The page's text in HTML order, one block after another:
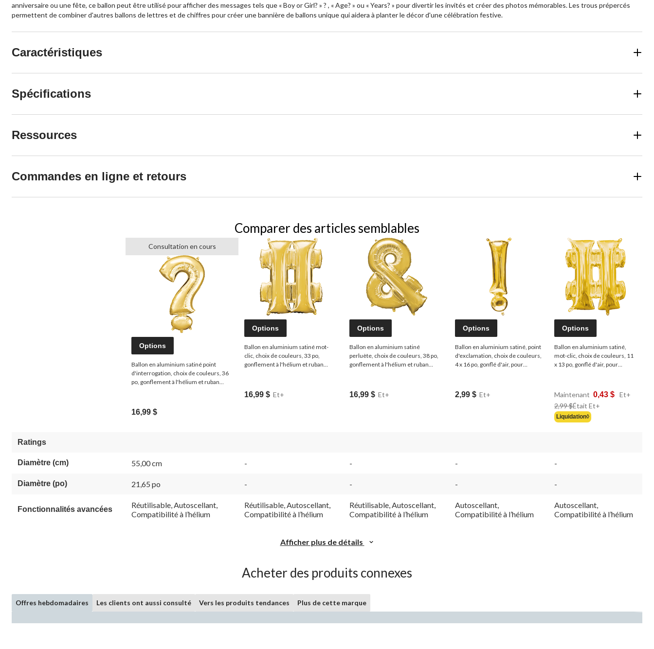
anniversaire ou une fête, ce ballon peut être utilisé pour afficher des messages tels que « Boy or Girl? » ? , « Age? » ou « Years? » pour divertir les invités et créer des photos mémorables. Les trous prépercés
permettent de combiner d'autres ballons de lettres et de chiffres pour créer une bannière de ballons unique qui aidera à planter le décor d'une célébration festive.
Caractéristiques
Spécifications
Ressources
Commandes en ligne et retours
Comparer des articles semblables
Consultation en cours
Options
Ballon en aluminium satiné point
d'interrogation, choix de couleurs, 36
po, gonflement à l'hélium et ruban
finissants
16,99 $
Options
Ballon en aluminium satiné mot-
clic, choix de couleurs, 33 po,
gonflement à l'hélium et ruban
prénatale/mariage/bal des
finissants
16,99 $ Et+
Options
Ballon en aluminium satiné
perluète, choix de couleurs, 38 po,
gonflement à l'hélium et ruban
prénatale/mariage/bal des finissants
16,99 $ Et+
Options
Ballon en aluminium satiné, point
d'exclamation, choix de couleurs,
4 x 16 po, gonflé d'air, pour
de finissants
2,99 $ Et+
Options
Ballon en aluminium satiné,
mot-clic, choix de couleurs, 11
x 13 po, gonflé d'air, pour
prénatale/mariage de finissants
Maintenant 0,43 $ Et+
2,99 $Était Et+
Liquidation◊
Ratings
Diamètre (cm) 55,00 cm - - - -
Diamètre (po) 21,65 po - - - -
Fonctionnalités avancées
Réutilisable, Autoscellant,
Compatibilité à l’hélium
Réutilisable, Autoscellant,
Compatibilité à l’hélium
Réutilisable, Autoscellant,
Compatibilité à l’hélium
Autoscellant,
Compatibilité à l’hélium
Autoscellant,
Compatibilité à l’hélium
Afficher plus de détails
Acheter des produits connexes
Offres hebdomadaires Les clients ont aussi consulté Vers les produits tendances Plus de cette marque